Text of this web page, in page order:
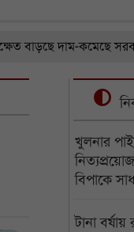
দাম-কমেছে সরবরাহ
খুলনার
বিপাকে
টানা